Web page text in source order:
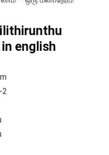
english
2